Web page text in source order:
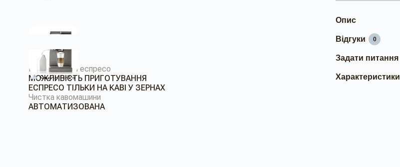
Приготування еспресо
МОЖЛИВІСТЬ ПРИГОТУВАННЯ
ЕСПРЕСО ТІЛЬКИ НА КАВІ У ЗЕРНАХ
Чистка кавомашини
АВТОМАТИЗОВАНА
Опис
Відгуки 0
Задати питання
Характеристики